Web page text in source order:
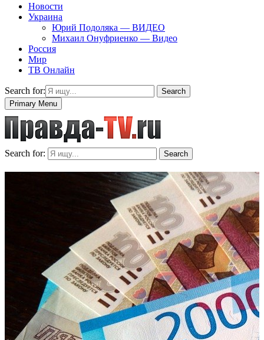
Новости
Украина
Юрий Подоляка — ВИДЕО
Михаил Онуфриенко — Видео
Россия
Мир
ТВ Онлайн
Search for:
Search
Primary Menu
Search for: Search